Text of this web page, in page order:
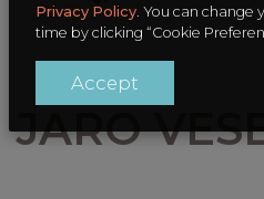
JARO
Privacy Policy. You can change
time by clicking “Cookie
Accept